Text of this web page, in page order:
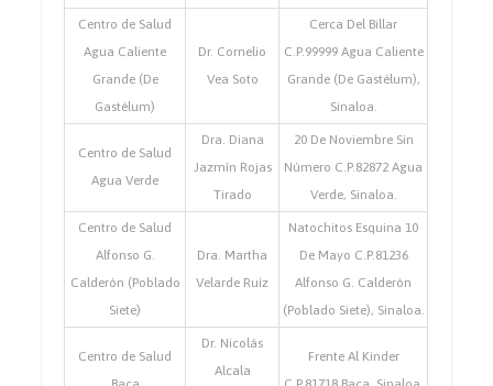
Centro de Salud
Agua Caliente
Grande (De
Gastélum)
Dr. Cornelio
Vea Soto
Cerca Del Billar
C.P.99999 Agua Caliente
Grande (De Gastélum),
Sinaloa.
Centro de Salud
Agua Verde
Dra. Diana
Jazmín Rojas
Tirado
20 De Noviembre Sin
Número C.P.82872 Agua
Verde, Sinaloa.
Centro de Salud
Alfonso G.
Calderón (Poblado
Siete)
Dra. Martha
Velarde Ruíz
Natochitos Esquina 10
De Mayo C.P.81236
Alfonso G. Calderón
(Poblado Siete), Sinaloa.
Centro de Salud
Dr. Nicolás
Alcala
Frente Al Kinder